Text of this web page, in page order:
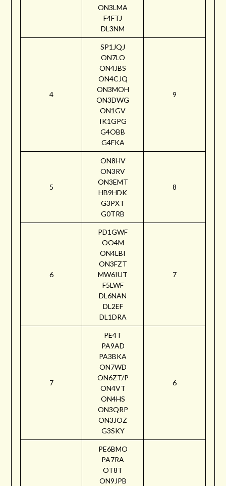
ON3LMA
F4FTJ
DL3NM
4
SP1JQJ
ON7LO
ON4JBS
ON4CJQ
ON3MOH
ON3DWG
ON1GV
IK1GPG
G4OBB
G4FKA
9
5
ON8HV
ON3RV
ON3EMT
HB9HDK
G3PXT
G0TRB
8
6
PD1GWF
OO4M
ON4LBI
ON3FZT
MW6IUT
F5LWF
DL6NAN
DL2EF
DL1DRA
7
7
PE4T
PA9AD
PA3BKA
ON7WD
ON6ZT/P
ON4VT
ON4HS
ON3QRP
ON3JOZ
G3SKY
6
PE6BMO
PA7RA
OT8T
ON9JPB